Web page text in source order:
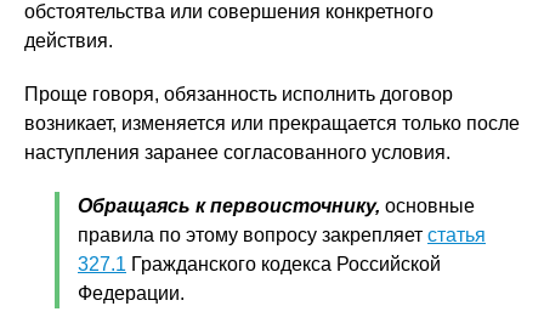
обстоятельства или совершения конкретного
действия.
Проще говоря, обязанность исполнить договор
возникает, изменяется или прекращается только после
наступления заранее согласованного условия.
Обращаясь к первоисточнику, основные
правила по этому вопросу закрепляет статья
327.1 Гражданского кодекса Российской
Федерации.